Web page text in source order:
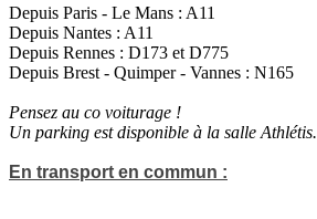
Depuis Paris - Le Mans : A11
Depuis Nantes : A11
Depuis Rennes : D173 et D775
Depuis Brest - Quimper - Vannes : N165
Pensez au co voiturage !
Un parking est disponible à la salle Athlétis.
En transport en commun :